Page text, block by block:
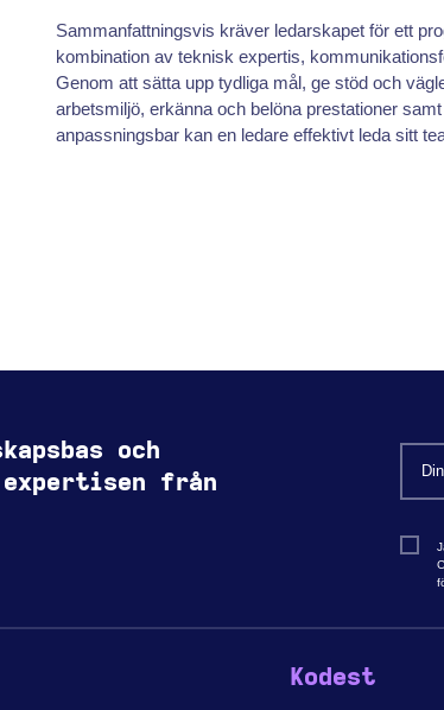
Sammanfattningsvis kräver ledarskapet för ett
kombination av teknisk expertis,
Genom att sätta upp tydliga mål, ge stöd och
arbetsmiljö, erkänna och belöna prestationer
anpassningsbar kan en ledare effektivt leda sitt
och
från
Kodest